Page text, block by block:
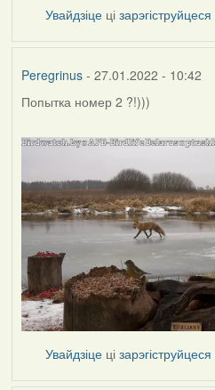
Увайдзіце цізарэгіструйцеся
Peregrinus- 27.01.2022 - 10:42
Попытка номер 2 ?!)))
Увайдзіце цізарэгіструйцеся